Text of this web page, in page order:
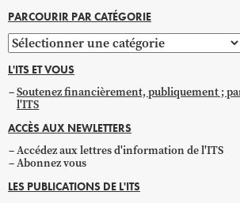
PARCOURIR PAR CATÉGORIE
Parcourir
par
catégorie
L'ITS ET VOUS
Soutenez financièrement, publiquement ;
l'ITS
ACCÈS AUX NEWLETTERS
Accédez aux lettres d'information de l'ITS
Abonnez vous
LES PUBLICATIONS DE L'ITS